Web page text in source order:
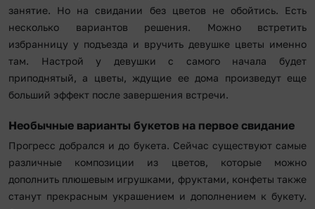
занятие. Но на свидании без цветов не обойтись. Есть
несколько вариантов решения. Можно встретить
избранницу у подъезда и вручить девушке цветы именно
там. Настрой у девушки с самого начала будет
приподнятый, а цветы, ждущие ее дома произведут еще
больший эффект после завершения встречи.
Необычные варианты букетов на первое свидание
Прогресс добрался и до букета. Сейчас существуют самые
различные композиции из цветов, которые можно
дополнить плюшевым игрушками, фруктами, конфеты также
станут прекрасным украшением и дополнением к букету.